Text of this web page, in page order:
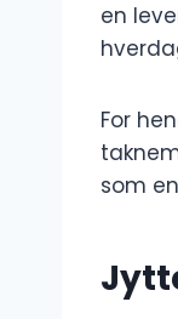
en
For
som